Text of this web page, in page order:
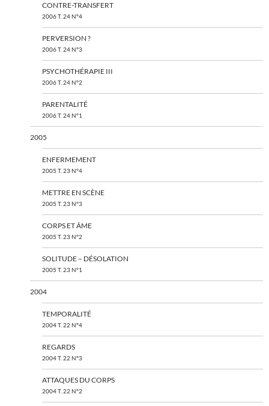
CONTRE-TRANSFERT
2006 T. 24 N°4
PERVERSION ?
2006 T. 24 N°3
PSYCHOTHÉRAPIE III
2006 T. 24 N°2
PARENTALITÉ
2006 T. 24 N°1
2005
ENFERMEMENT
2005 T. 23 N°4
METTRE EN SCÈNE
2005 T. 23 N°3
CORPS ET ÂME
2005 T. 23 N°2
SOLITUDE – DÉSOLATION
2005 T. 23 N°1
2004
TEMPORALITÉ
2004 T. 22 N°4
REGARDS
2004 T. 22 N°3
ATTAQUES DU CORPS
2004 T. 22 N°2